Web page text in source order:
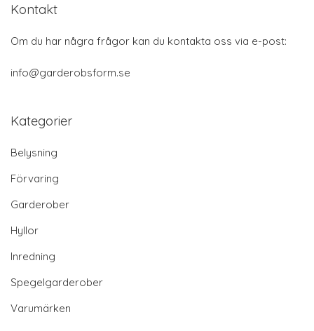
Kontakt
Om du har några frågor kan du kontakta oss via e-post:
info@garderobsform.se
Kategorier
Belysning
Förvaring
Garderober
Hyllor
Inredning
Spegelgarderober
Varumärken